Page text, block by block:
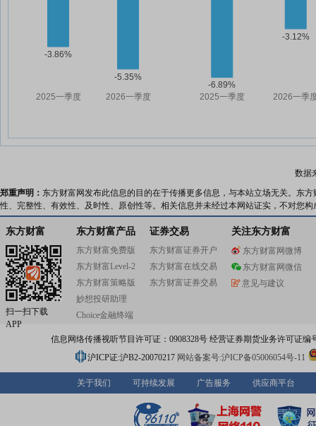
数据
郑重声明： 东方财富网发布此信息的目的在于传播更多信息，与本站立场无关。东
性、完整性、有效性、及时性、原创性等。相关信息并未经过本网站证实，不对您
东方财富
扫一扫下载
APP
东方财富产品
东方财富免费版
东方财富Level-2
东方财富策略版
妙想投研助理
Choice金融终端
证券交易
东方财富证券开户
东方财富在线交易
东方财富证券交易
关注东方财富
东方财富网微博
东方财富网微信
意见与建议
信息网络传播视听节目许可证：0908328号 经营证券期货业务许可证编
沪ICP证:沪B2-20070217 网站备案号:沪ICP备05006054号-11
关于我们 可持续发展 广告服务 供应商平台